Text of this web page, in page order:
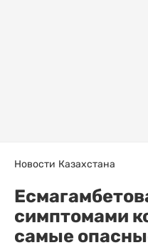
Новости Казахстана
симптомами
самые